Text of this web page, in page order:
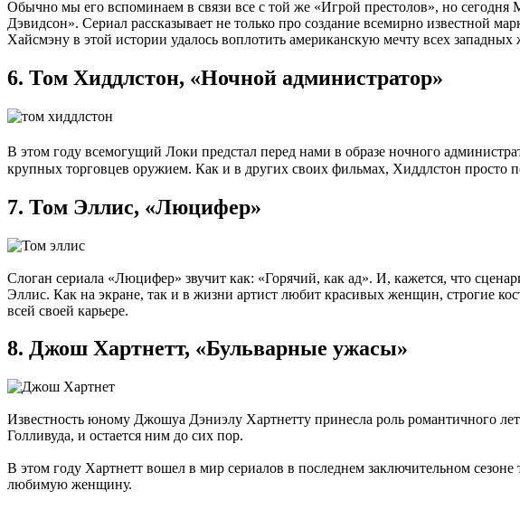
Обычно мы его вспоминаем в связи все с той же «Игрой престолов», но
Дэвидсон». Сериал рассказывает не только про создание всемирно известной
Хайсмэну в этой истории удалось воплотить американскую мечту всех
6. Том Хиддлстон, «Ночной администратор»
В этом году всемогущий Локи предстал перед нами в образе ночного
крупных торговцев оружием. Как и в других своих фильмах, Хиддлстон просто
7. Том Эллис, «Люцифер»
Слоган сериала «Люцифер» звучит как: «Горячий, как ад». И, кажется, что
Эллис. Как на экране, так и в жизни артист любит красивых женщин, строгие
всей своей карьере.
8. Джош Хартнетт, «Бульварные ужасы»
Известность юному Джошуа Дэниэлу Хартнетту принесла роль романтичного
Голливуда, и остается ним до сих пор.
В этом году Хартнетт вошел в мир сериалов в последнем заключительном
любимую женщину.